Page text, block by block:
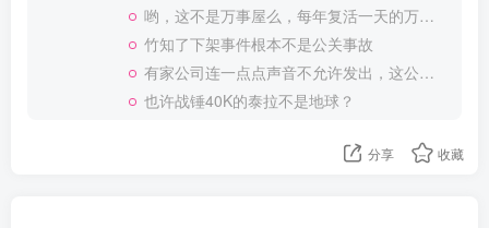
哟，这不是万事屋么，每年复活一天的万事屋
竹知了下架事件根本不是公关事故
有家公司连一点点声音不允许发出，这公司做大了就是我国乃至全世界的灾难
也许战锤40K的泰拉不是地球？
分享 收藏